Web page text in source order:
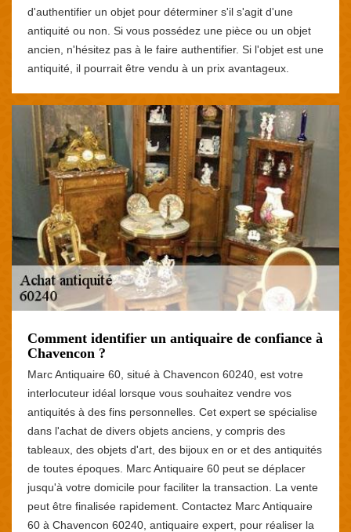
d'authentifier un objet pour déterminer s'il s'agit d'une
antiquité ou non. Si vous possédez une pièce ou un objet
ancien, n'hésitez pas à le faire authentifier. Si l'objet est une
antiquité, il pourrait être vendu à un prix avantageux.
Comment identifier un antiquaire de confiance à
Chavencon ?
Marc Antiquaire 60, situé à Chavencon 60240, est votre
interlocuteur idéal lorsque vous souhaitez vendre vos
antiquités à des fins personnelles. Cet expert se spécialise
dans l'achat de divers objets anciens, y compris des
tableaux, des objets d'art, des bijoux en or et des antiquités
de toutes époques. Marc Antiquaire 60 peut se déplacer
jusqu'à votre domicile pour faciliter la transaction. La vente
peut être finalisée rapidement. Contactez Marc Antiquaire
60 à Chavencon 60240, antiquaire expert, pour réaliser la